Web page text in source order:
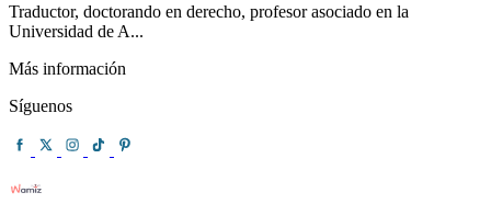
Traductor, doctorando en derecho, profesor asociado en la
Universidad de A...
Más información
Síguenos